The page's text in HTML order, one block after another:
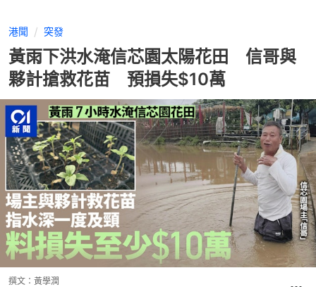
港聞 突發
黃雨下洪水淹信芯園太陽花田 信哥與
夥計搶救花苗 預損失$10萬
撰文： 黃學潤